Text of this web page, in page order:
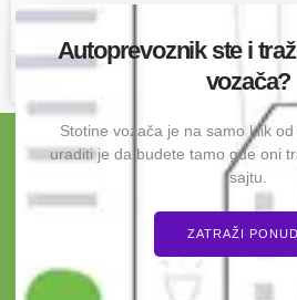
PROĆITAJ O OVOME »
2 komentara
Autoprevoznik ste i
vozača?
Stotine vozača je na samo klik
uraditi je da budete tamo gde oni
sajtu.
ZATRAŽI